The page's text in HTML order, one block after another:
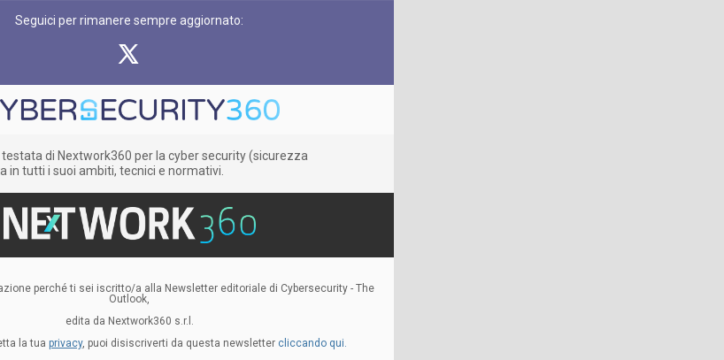
Seguici per rimanere sempre aggiornato:
di Nextwork360 per la cyber security (sicurezza
in tutti i suoi ambiti, tecnici e normativi.
perché ti sei iscritto/a alla Newsletter editoriale di Cybersecurity - The
Outlook,
edita da Nextwork360 s.r.l.
la tua privacy, puoi disiscriverti da questa newsletter cliccando qui.